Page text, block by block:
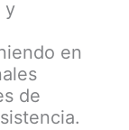
y
en
de